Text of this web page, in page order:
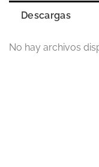
Descargas
No hay archivos